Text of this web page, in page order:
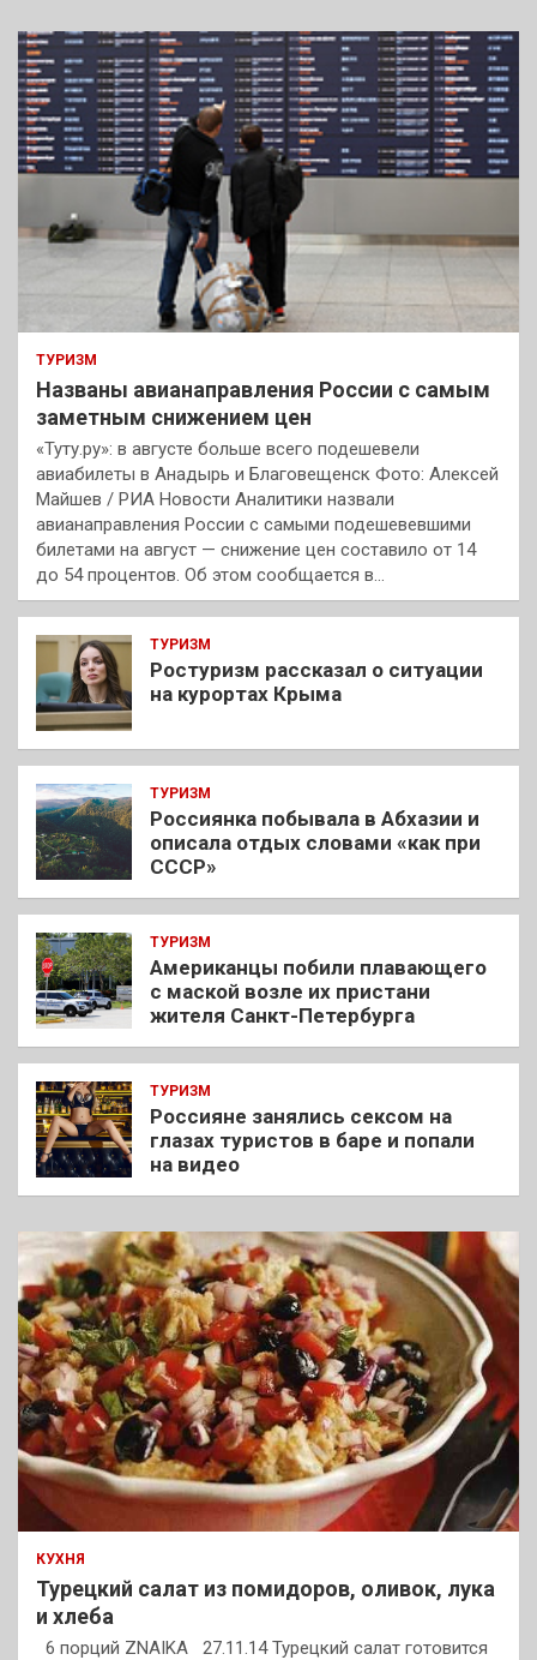
к
ТУРИЗМ
Названы авианаправления России с самым
заметным снижением цен
«Туту.ру»: в августе больше всего подешевели
авиабилеты в Анадырь и Благовещенск Фото: Алексей
Майшев / РИА Новости Аналитики назвали
авианаправления России с самыми подешевевшими
билетами на август — снижение цен составило от 14
до 54 процентов. Об этом сообщается в…
ТУРИЗМ
Ростуризм рассказал о ситуации
на курортах Крыма
ТУРИЗМ
Россиянка побывала в Абхазии и
описала отдых словами «как при
СССР»
ТУРИЗМ
Американцы побили плавающего
с маской возле их пристани
жителя Санкт-Петербурга
ТУРИЗМ
Россияне занялись сексом на
глазах туристов в баре и попали
на видео
КУХНЯ
Турецкий салат из помидоров, оливок, лука
и хлеба
6 порций ZNAIKA 27.11.14 Турецкий салат готовится